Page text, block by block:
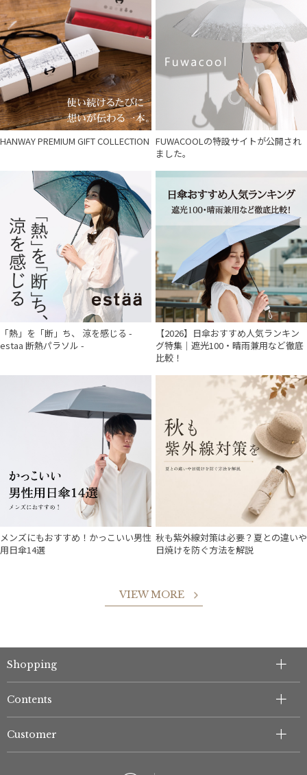
HANWAY PREMIUM GIFT COLLECTION FUWACOOLの特設サイトが公開され
ました。
「熱」を「断」ち、 涼を感じる -
estaa 断熱パラソル -
【2026】日傘おすすめ人気ランキン
グ特集｜遮光100・晴雨兼用など徹底
比較！
メンズにもおすすめ！かっこいい男性
用日傘14選
秋も紫外線対策は必要？夏との違いや
日焼けを防ぐ方法を解説
VIEW MORE
Shopping
Contents
Customer